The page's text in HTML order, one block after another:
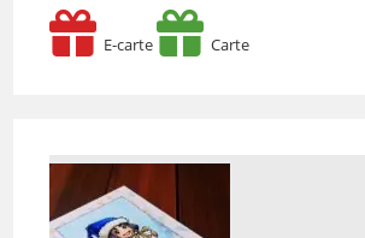
E-carte Carte